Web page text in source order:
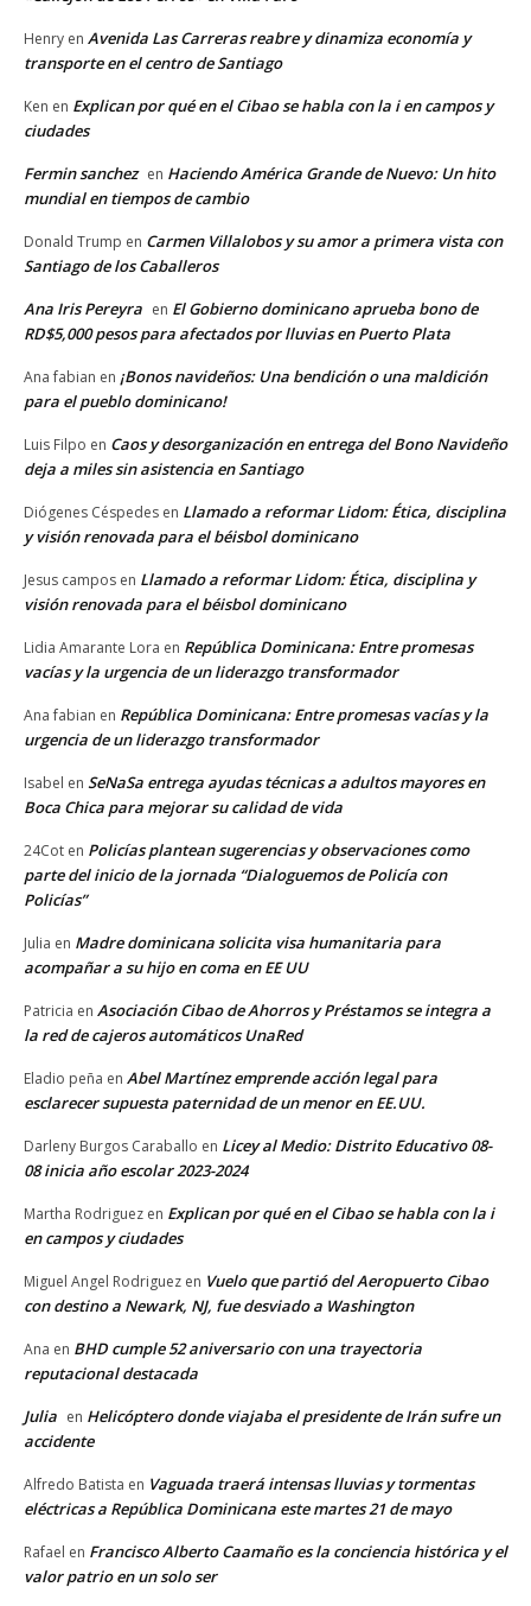
Henry en Avenida Las Carreras reabre y dinamiza economía y
transporte en el centro de Santiago
Ken en Explican por qué en el Cibao se habla con la i en campos y
ciudades
Fermin sanchez en Haciendo América Grande de Nuevo: Un hito
mundial en tiempos de cambio
Donald Trump en Carmen Villalobos y su amor a primera vista con
Santiago de los Caballeros
Ana Iris Pereyra en El Gobierno dominicano aprueba bono de
RD$5,000 pesos para afectados por lluvias en Puerto Plata
Ana fabian en ¡Bonos navideños: Una bendición o una maldición
para el pueblo dominicano!
Luis Filpo en Caos y desorganización en entrega del Bono Navideño
deja a miles sin asistencia en Santiago
Diógenes Céspedes en Llamado a reformar Lidom: Ética, disciplina
y visión renovada para el béisbol dominicano
Jesus campos en Llamado a reformar Lidom: Ética, disciplina y
visión renovada para el béisbol dominicano
Lidia Amarante Lora en República Dominicana: Entre promesas
vacías y la urgencia de un liderazgo transformador
Ana fabian en República Dominicana: Entre promesas vacías y la
urgencia de un liderazgo transformador
Isabel en SeNaSa entrega ayudas técnicas a adultos mayores en
Boca Chica para mejorar su calidad de vida
24Cot en Policías plantean sugerencias y observaciones como
parte del inicio de la jornada “Dialoguemos de Policía con
Policías”
Julia en Madre dominicana solicita visa humanitaria para
acompañar a su hijo en coma en EE UU
Patricia en Asociación Cibao de Ahorros y Préstamos se integra a
la red de cajeros automáticos UnaRed
Eladio peña en Abel Martínez emprende acción legal para
esclarecer supuesta paternidad de un menor en EE.UU.
Darleny Burgos Caraballo en Licey al Medio: Distrito Educativo 08-
08 inicia año escolar 2023-2024
Martha Rodriguez en Explican por qué en el Cibao se habla con la i
en campos y ciudades
Miguel Angel Rodriguez en Vuelo que partió del Aeropuerto Cibao
con destino a Newark, NJ, fue desviado a Washington
Ana en BHD cumple 52 aniversario con una trayectoria
reputacional destacada
Julia en Helicóptero donde viajaba el presidente de Irán sufre un
accidente
Alfredo Batista en Vaguada traerá intensas lluvias y tormentas
eléctricas a República Dominicana este martes 21 de mayo
Rafael en Francisco Alberto Caamaño es la conciencia histórica y el
valor patrio en un solo ser